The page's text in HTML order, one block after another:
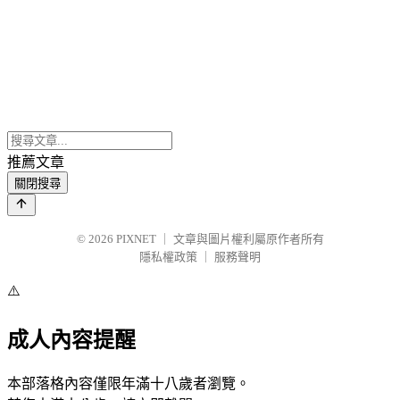
推薦文章
關閉搜尋
© 2026 PIXNET
文章與圖片權利屬原作者所有
隱私權政策
服務聲明
⚠️
成人內容提醒
本部落格內容僅限年滿十八歲者瀏覽。